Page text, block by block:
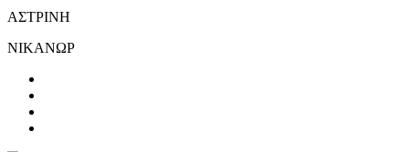
ΑΣΤΡΙΝΗ
ΝΙΚΑΝΩΡ